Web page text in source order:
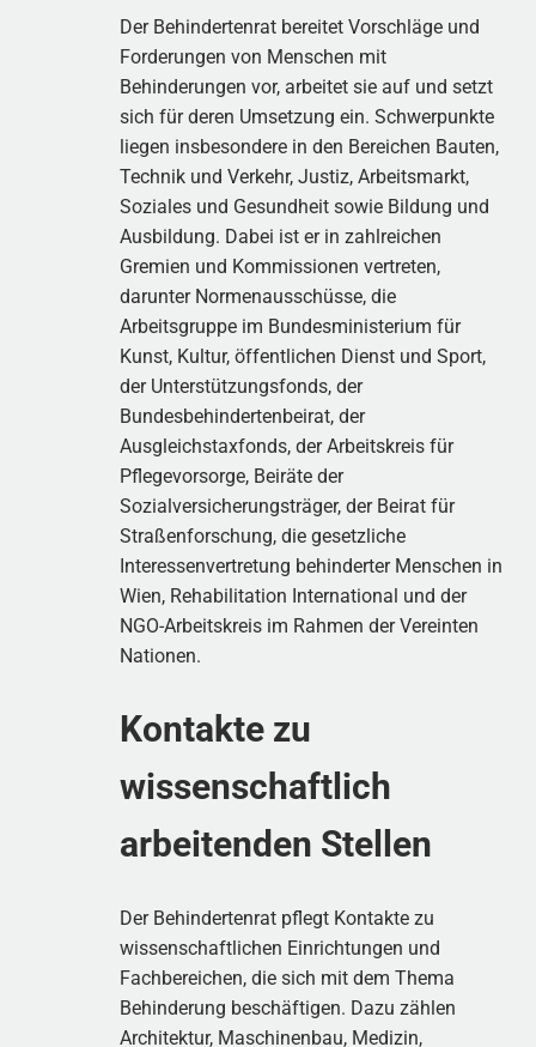
Der Behindertenrat bereitet Vorschläge und
Forderungen von Menschen mit
Behinderungen vor, arbeitet sie auf und setzt
sich für deren Umsetzung ein. Schwerpunkte
liegen insbesondere in den Bereichen Bauten,
Technik und Verkehr, Justiz, Arbeitsmarkt,
Soziales und Gesundheit sowie Bildung und
Ausbildung. Dabei ist er in zahlreichen
Gremien und Kommissionen vertreten,
darunter Normenausschüsse, die
Arbeitsgruppe im Bundesministerium für
Kunst, Kultur, öffentlichen Dienst und Sport,
der Unterstützungsfonds, der
Bundesbehindertenbeirat, der
Ausgleichstaxfonds, der Arbeitskreis für
Pflegevorsorge, Beiräte der
Sozialversicherungsträger, der Beirat für
Straßenforschung, die gesetzliche
Interessenvertretung behinderter Menschen in
Wien, Rehabilitation International und der
NGO-Arbeitskreis im Rahmen der Vereinten
Nationen.
Kontakte zu
wissenschaftlich
arbeitenden Stellen
Der Behindertenrat pflegt Kontakte zu
wissenschaftlichen Einrichtungen und
Fachbereichen, die sich mit dem Thema
Behinderung beschäftigen. Dazu zählen
Architektur, Maschinenbau, Medizin,